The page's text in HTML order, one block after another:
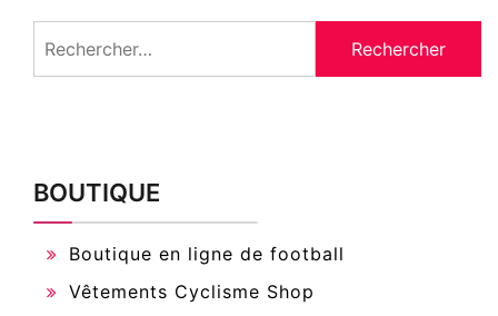
BOUTIQUE
Boutique en ligne de football
Vêtements Cyclisme Shop